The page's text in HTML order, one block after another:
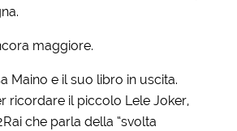
maggiore.
Maino e il suo libro in uscita.
ricordare il piccolo Lele Joker,
che parla della “svolta